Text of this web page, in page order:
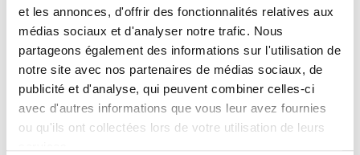
et les annonces, d'offrir des fonctionnalités relatives aux
médias sociaux et d'analyser notre trafic. Nous
partageons également des informations sur l'utilisation de
notre site avec nos partenaires de médias sociaux, de
publicité et d'analyse, qui peuvent combiner celles-ci
avec d'autres informations que vous leur avez fournies
ou qu'ils ont collectées lors de votre utilisation de leurs
Offres d'emploi
Annuaire
Contacter
des sièges - MS 8-1-12